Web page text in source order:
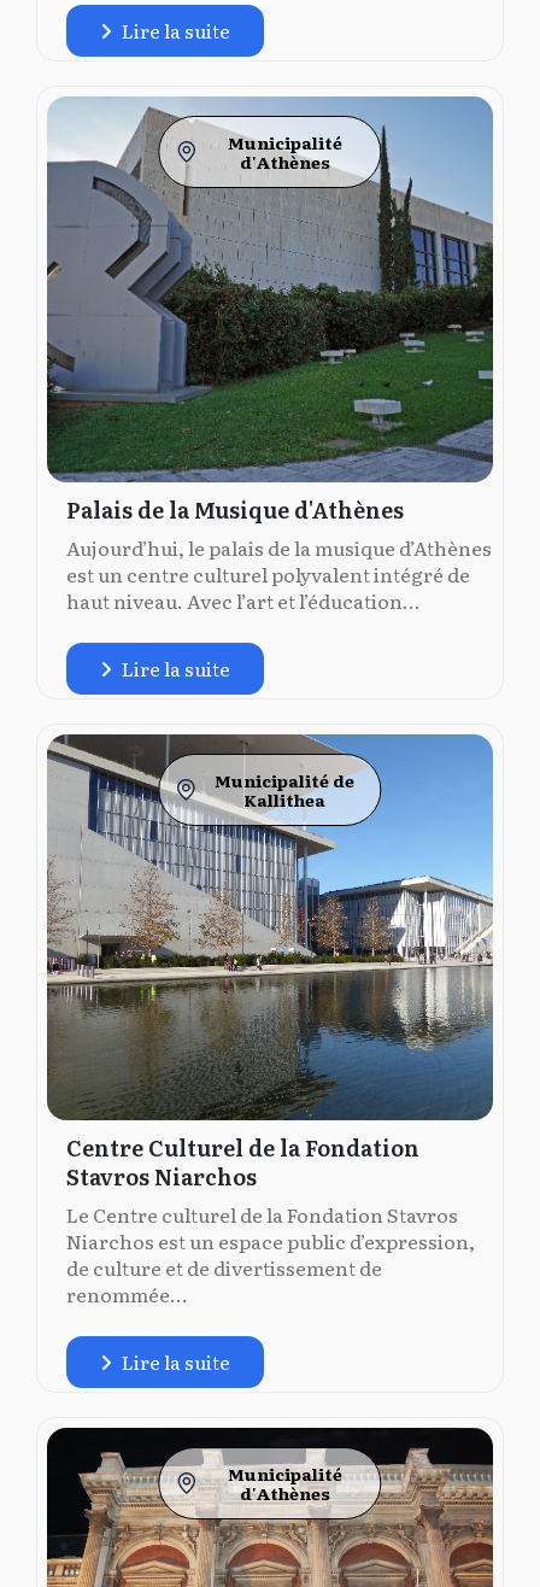
Lire la suite
Municipalité
d'Athènes
Palais de la Musique d'Athènes
Aujourd’hui, le palais de la musique d’Athènes
est un centre culturel polyvalent intégré de
haut niveau. Avec l’art et l’éducation...
Lire la suite
Municipalité de
Kallithea
Centre Culturel de la Fondation
Stavros Niarchos
Le Centre culturel de la Fondation Stavros
Niarchos est un espace public d’expression,
de culture et de divertissement de
renommée...
Lire la suite
Municipalité
d'Athènes